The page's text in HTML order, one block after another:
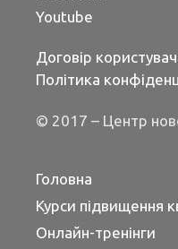
Youtube
Договір
Політика
© 2017 – Центр
Головна
Курси підвищення
Онлайн-тренінги